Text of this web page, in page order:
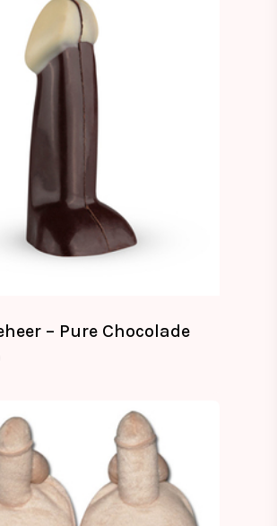
– Pure Chocolade
€7.99